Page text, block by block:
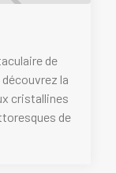
de
la
cristallines
de